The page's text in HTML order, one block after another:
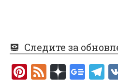
Следите за
Pi F